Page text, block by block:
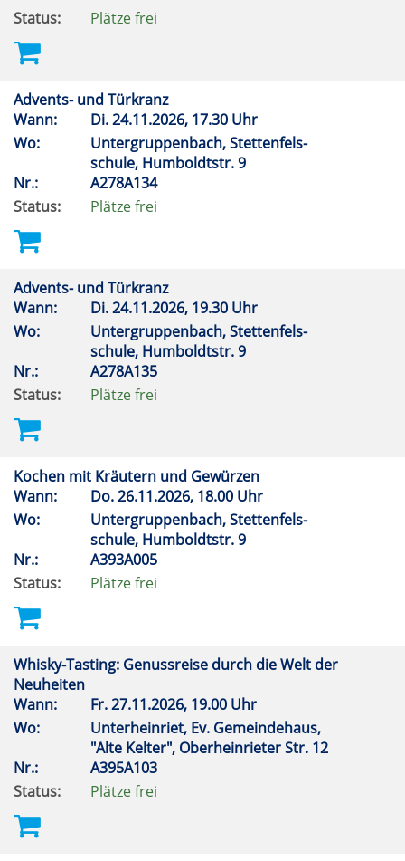
Status:
Plätze frei
Advents- und Türkranz
Wann:
Di.24.11.2026, 17.30 Uhr
Wo:
Untergruppenbach, Stettenfels-
schule, Humboldtstr. 9
Nr.:
A278A134
Status:
Plätze frei
Advents- und Türkranz
Wann:
Di.24.11.2026, 19.30 Uhr
Wo:
Untergruppenbach, Stettenfels-
schule, Humboldtstr. 9
Nr.:
A278A135
Status:
Plätze frei
Kochen mit Kräutern und Gewürzen
Wann:
Do.26.11.2026, 18.00 Uhr
Wo:
Untergruppenbach, Stettenfels-
schule, Humboldtstr. 9
Nr.:
A393A005
Status:
Plätze frei
Whisky-Tasting: Genussreise durch die Welt der
Neuheiten
Wann:
Fr.27.11.2026, 19.00 Uhr
Wo:
Unterheinriet, Ev. Gemeindehaus,
"Alte Kelter", Oberheinrieter Str. 12
Nr.:
A395A103
Status:
Plätze frei